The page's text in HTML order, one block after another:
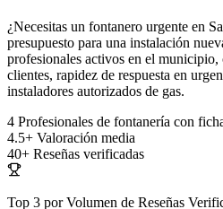
¿Necesitas un fontanero urgente en
presupuesto para una instalación
profesionales activos en el
clientes, rapidez de respuesta en
instaladores autorizados de gas.
4 Profesionales de fontanería con
4.5+ Valoración media
40+ Reseñas verificadas
Top 3 por Volumen de Reseñas